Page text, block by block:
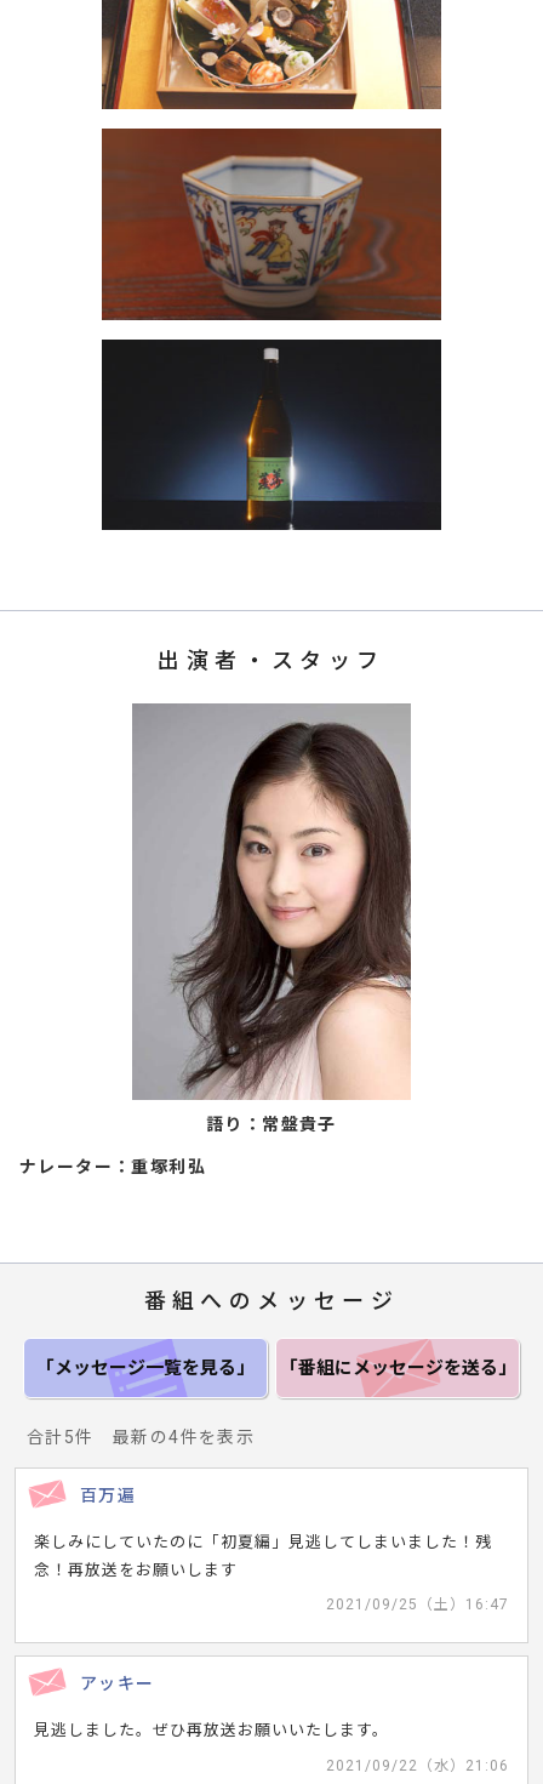
出演者・スタッフ
語り：常盤貴子
ナレーター：重塚利弘
番組へのメッセージ
「メッセージ一覧を見る」 「番組にメッセージを送る」
合計5件 最新の4件を表示
百万遍
楽しみにしていたのに「初夏編」見逃してしまいました！残
念！再放送をお願いします
2021/09/25（土）16:47
アッキー
見逃しました。ぜひ再放送お願いいたします。
2021/09/22（水）21:06